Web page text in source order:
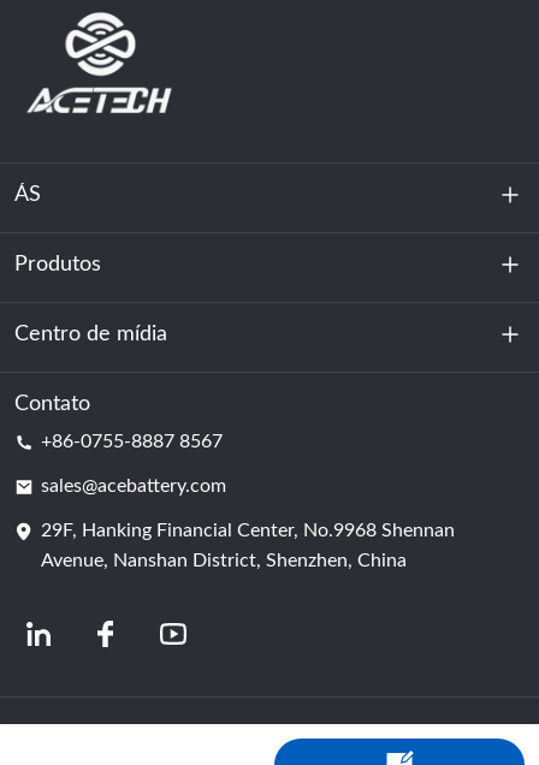
ÁS
Sobre nós
Sustentabilidade
Produtos
Armazenamento de energia
Centro de dados e sala de servidores
Célula de bateria
Centro de mídia
Notícias
Contato
+86-0755-8887 8567
sales@acebattery.com
29F, Hanking Financial Center, No.9968 Shennan
Avenue, Nanshan District, Shenzhen, China
© 2024 Fabricantes Chineses de Baterias de Íon-Lítio | Fábrica e empresa de
baterias de lítio | ACE Battery Powered by Shopastro
política de Privacidade